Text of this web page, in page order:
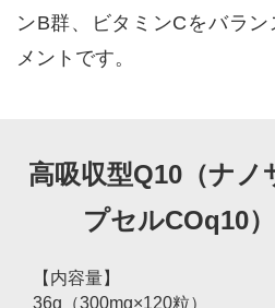
ンB群、ビタミンCをバラ
メントです。
高吸収型Q10（ナノ
プセルCOq10
【内容量】
36g（300mg×120粒）